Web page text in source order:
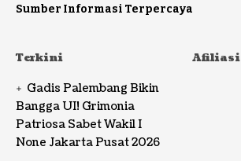
Sumber Informasi Terpercaya
Terkini
Gadis Palembang Bikin
Bangga UI! Grimonia
Patriosa Sabet Wakil I
None Jakarta Pusat 2026
Afiliasi